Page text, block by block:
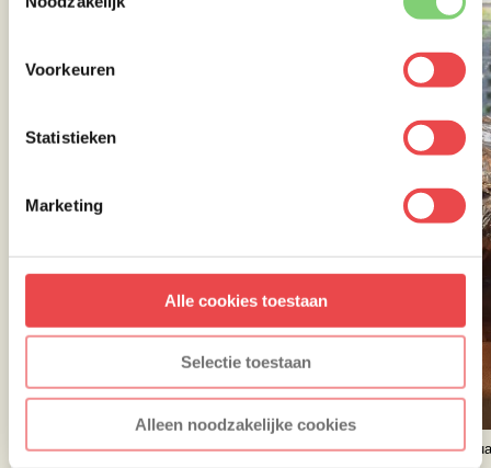
Voorkeuren
Statistieken
Marketing
Alle cookies toestaan
Selectie toestaan
Alleen noodzakelijke cookies
Pulled Pork in aluminium |